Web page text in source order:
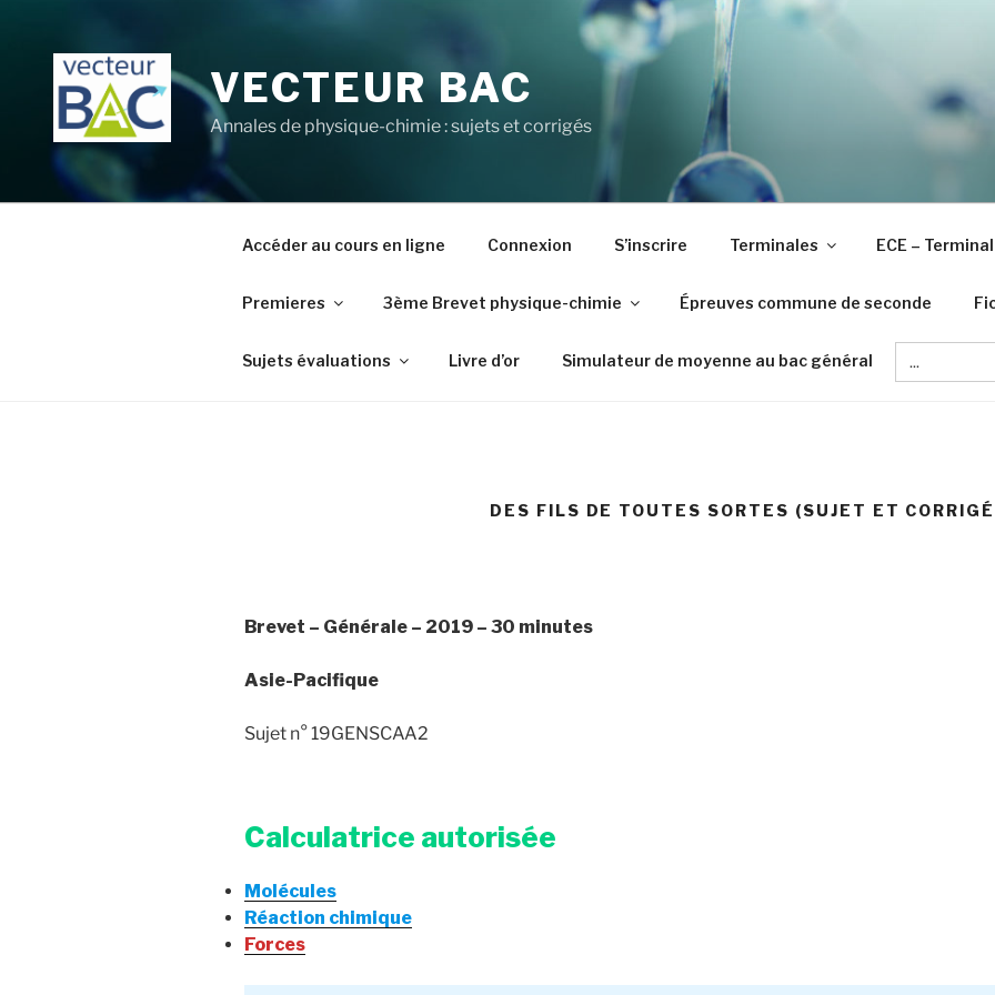
contenu
principal
VECTEUR BAC
Annales de physique-chimie : sujets et corrigés
Accéder au cours en ligne Connexion S’inscrire Terminales ECE –
Premieres 3ème Brevet physique-chimie Épreuves commune de seconde
Sujets évaluations Livre d’or Simulateur de moyenne au bac général
Search
for:
DES FILS DE TOUTES SORTES (SUJET ET
Brevet – Générale – 2019 – 30 minutes
Asie-Pacifique
Sujet n° 19GENSCAA2
Calculatrice autorisée
Molécules
Réaction chimique
Forces